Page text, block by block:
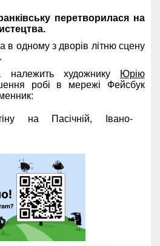
перетворилася на
в одному з дворів літню сцену
належить художнику
Юрію
робі в мережі Фейсбук
на Пасічній, Івано-